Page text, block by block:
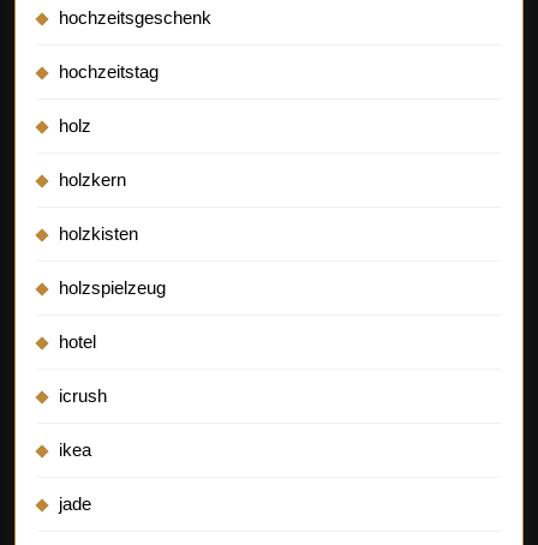
hochzeitsgeschenk
hochzeitstag
holz
holzkern
holzkisten
holzspielzeug
hotel
icrush
ikea
jade